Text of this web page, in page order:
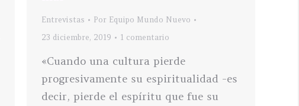
Entrevistas Por Equipo Mundo Nuevo
23 diciembre, 2019
1 comentario
«Cuando una cultura pierde
progresivamente su espiritualidad -es
decir, pierde el espíritu que fue su